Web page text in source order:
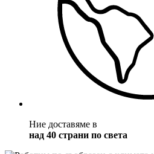
Ние доставяме в
над 40 страни по света